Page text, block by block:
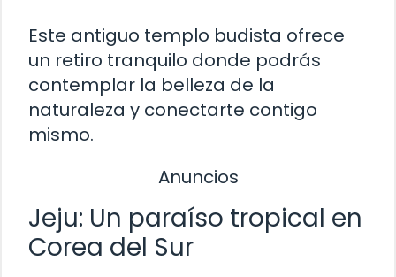
Este antiguo templo budista ofrece
un retiro tranquilo donde podrás
contemplar la belleza de la
naturaleza y conectarte contigo
mismo.
Anuncios
Jeju: Un paraíso tropical en
Corea del Sur